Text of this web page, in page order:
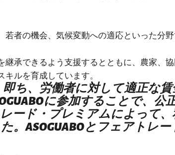
者の機会、気候変動への適応といった分
承できるよう支援するとともに、農家、
ち、労働者に対して適正な
に参加することで、
ード・プレミアムによって
。ASOGUABOとフェアトレ